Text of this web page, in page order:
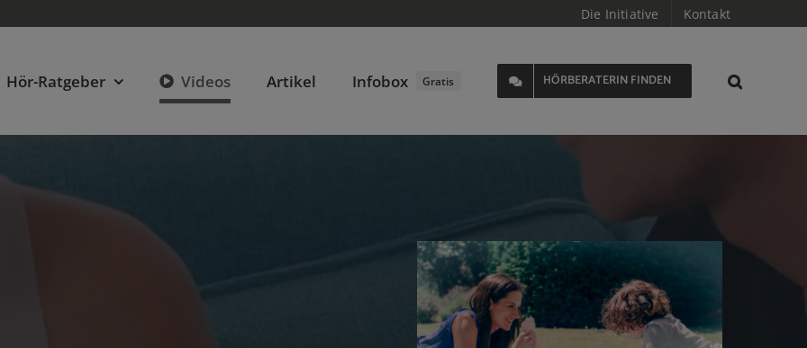
Die Initiative Kontakt
Hör-Ratgeber Videos Artikel Infobox Gratis HÖRBERATERIN FINDEN